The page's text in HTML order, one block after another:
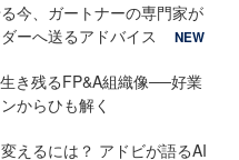
今、ガートナーの専門家が
ーへ送るアドバイス
NEW
き残るFP&A組織像──好業
からひも解く
えるには？ アドビが語るAI